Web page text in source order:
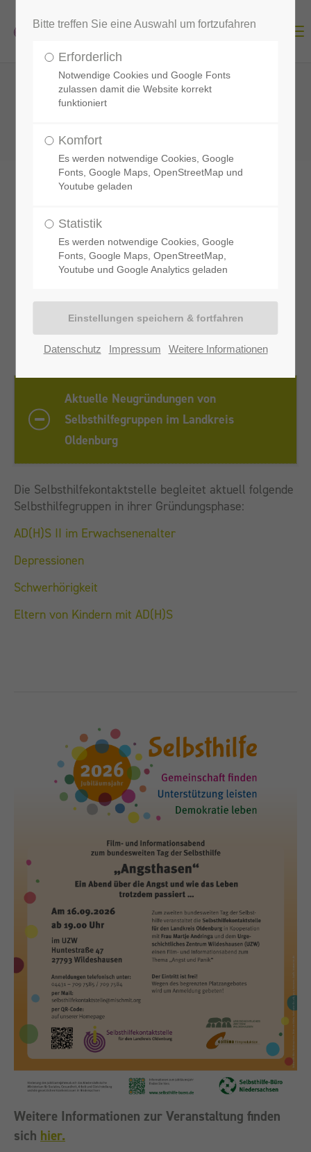
Selbsthilfegruppen - oft anders als erwartet
im Landkreis Oldenburg
Aktuelle Neugründungen von
Selbsthilfegruppen im Landkreis
Oldenburg
Die Selbsthilfekontaktstelle begleitet aktuell folgende
Selbsthilfegruppen in ihrer Gründungsphase:
AD(H)S II im Erwachsenenalter
Depressionen
Schwerhörigkeit
Eltern von Kindern mit AD(H)S
Weitere Informationen zur Veranstaltung finden
sich hier.
Bitte treffen Sie eine Auswahl um fortzufahren
Erforderlich
Notwendige Cookies und Google Fonts
zulassen damit die Website korrekt
funktioniert
Komfort
Es werden notwendige Cookies, Google
Fonts, Google Maps, OpenStreetMap und
Youtube geladen
Statistik
Es werden notwendige Cookies, Google
Fonts, Google Maps, OpenStreetMap,
Youtube und Google Analytics geladen
Datenschutz Impressum Weitere Informationen